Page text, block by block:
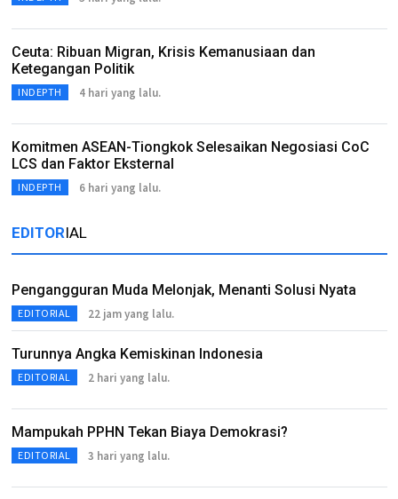
Ceuta: Ribuan Migran, Krisis Kemanusiaan dan
Ketegangan Politik
INDEPTH 4 hari yang lalu.
Komitmen ASEAN-Tiongkok Selesaikan Negosiasi CoC
LCS dan Faktor Eksternal
INDEPTH 6 hari yang lalu.
EDITORIAL
Pengangguran Muda Melonjak, Menanti Solusi Nyata
EDITORIAL 22 jam yang lalu.
Turunnya Angka Kemiskinan Indonesia
EDITORIAL 2 hari yang lalu.
Mampukah PPHN Tekan Biaya Demokrasi?
EDITORIAL 3 hari yang lalu.